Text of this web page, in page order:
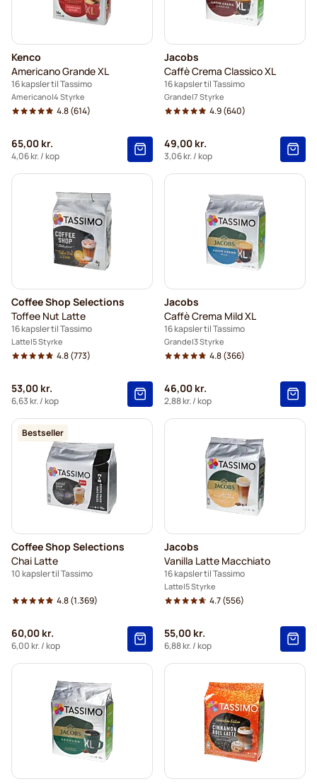
Kenco
Americano Grande XL
16 kapsler til Tassimo
Americano 4 Styrke
4.8(614)
65,00 kr.
4,06 kr./ kop
Jacobs
Caffè Crema Classico XL
16 kapsler til Tassimo
Grande 7 Styrke
4.9(640)
49,00 kr.
3,06 kr./ kop
Coffee Shop Selections
Toffee Nut Latte
16 kapsler til Tassimo
Latte 5 Styrke
4.8(773)
53,00 kr.
6,63 kr./ kop
Jacobs
Caffè Crema Mild XL
16 kapsler til Tassimo
Grande 3 Styrke
4.8(366)
46,00 kr.
2,88 kr./ kop
Bestseller
Coffee Shop Selections
Chai Latte
10 kapsler til Tassimo
4.8(1.369)
60,00 kr.
6,00 kr./ kop
Jacobs
Vanilla Latte Macchiato
16 kapsler til Tassimo
Latte 5 Styrke
4.7(556)
55,00 kr.
6,88 kr./ kop